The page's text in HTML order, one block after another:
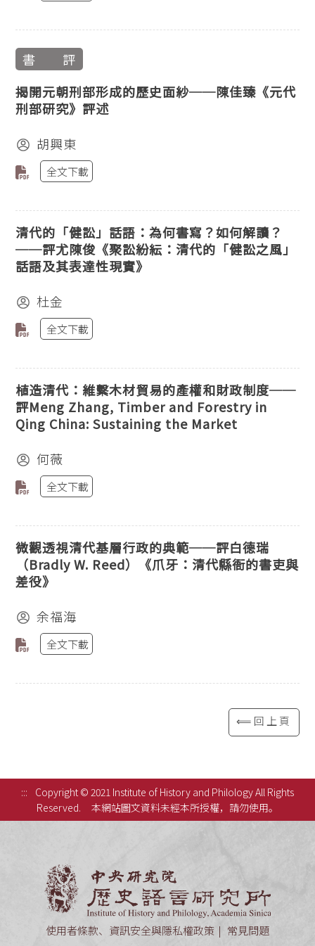
書 評
揭開元朝刑部形成的歷史面紗──陳佳臻《元代
刑部研究》評述
胡興東
全文下載
清代的「健訟」話語：為何書寫？如何解讀？
──評尤陳俊《聚訟紛紜：清代的「健訟之風」
話語及其表達性現實》
杜金
全文下載
植造清代：維繫木材貿易的產權和財政制度──
評Meng Zhang, Timber and Forestry in
Qing China: Sustaining the Market
何薇
全文下載
微觀透視清代基層行政的典範──評白德瑞
（Bradly W. Reed）《爪牙：清代縣衙的書吏與
差役》
余福海
全文下載
⟸回上頁
:::
Copyright © 2021 Institute of History and Philology All Rights
Reserved.
本網站圖文資料未經本所授權，請勿使用。
使用者條款、資訊安全與隱私權政策 常見問題